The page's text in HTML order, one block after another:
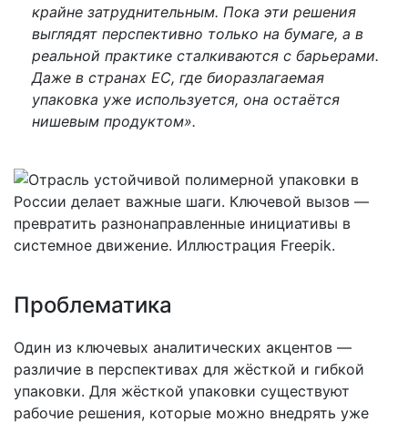
крайне затруднительным. Пока эти решения
выглядят перспективно только на бумаге, а в
реальной практике сталкиваются с барьерами.
Даже в странах ЕС, где биоразлагаемая
упаковка уже используется, она остаётся
нишевым продуктом».
Проблематика
Один из ключевых аналитических акцентов —
различие в перспективах для жёсткой и гибкой
упаковки. Для жёсткой упаковки существуют
рабочие решения, которые можно внедрять уже